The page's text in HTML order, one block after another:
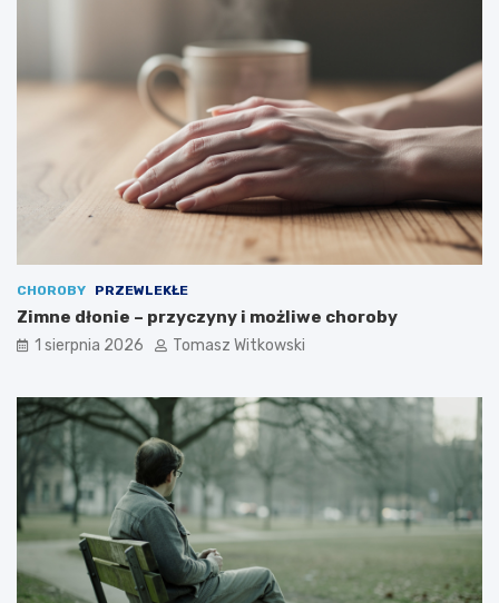
CHOROBY PRZEWLEKŁE
Zimne dłonie – przyczyny i możliwe choroby
1 sierpnia 2026 Tomasz Witkowski